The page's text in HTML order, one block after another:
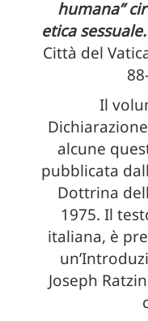
humana”
etica
Città del
Il
Dichiarazione
alcune
pubblicata
Dottrina
1975. Il
italiana, è
Joseph